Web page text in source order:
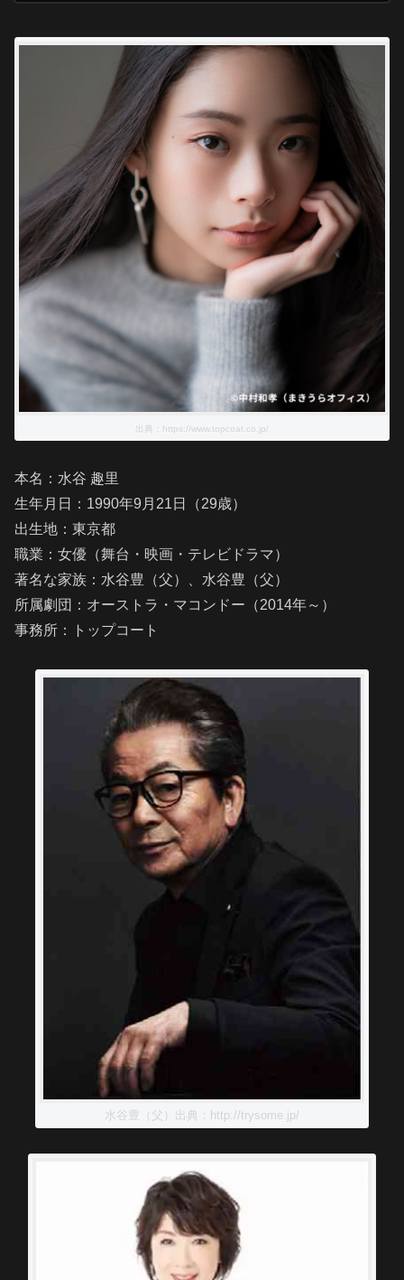
出典：https://www.topcoat.co.jp/
本名：水谷 趣里
生年月日：1990年9月21日（29歳）
出生地：東京都
職業：女優（舞台・映画・テレビドラマ）
著名な家族：水谷豊（父）、水谷豊（父）
所属劇団：オーストラ・マコンドー（2014年～）
事務所：トップコート
水谷豊（父）出典：http://trysome.jp/